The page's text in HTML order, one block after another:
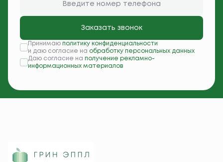
Заказать звонок
Принимаю политику конфиденциальности
и даю согласие на обработку персональных данных
Даю согласие на получение рекламно-
информационных материалов